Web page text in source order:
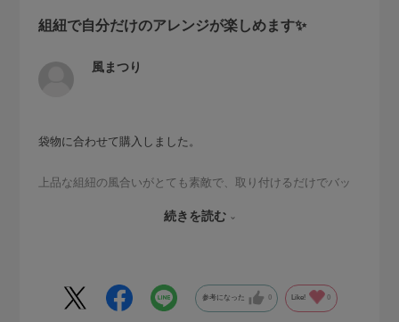
組紐で自分だけのアレンジが楽しめます✨
風まつり
袋物に合わせて購入しました。
上品な組紐の風合いがとても素敵で、取り付けるだけでバッ
自分だけのオリジナルにカスタマイズできるので、持ち歩く
続きを読む
参考になった 0 Like! 0